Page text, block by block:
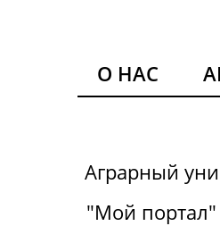
О НАС
Аграрный
"Мой